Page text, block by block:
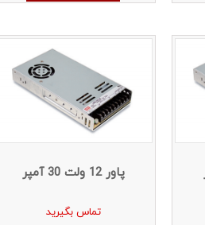
پاور 12 ولت 30 آمپر
تماس بگیرید